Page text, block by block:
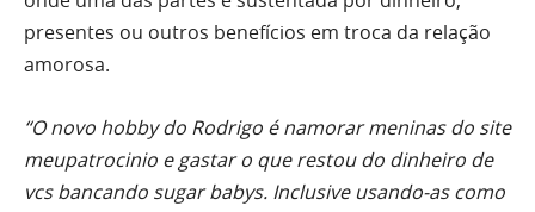
presentes ou outros benefícios em troca da relação
amorosa.
“O novo hobby do Rodrigo é namorar meninas do site
meupatrocinio e gastar o que restou do dinheiro de
vcs bancando sugar babys. Inclusive usando-as como